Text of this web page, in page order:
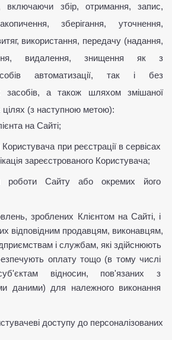
включаючи збір, отримання, запис,
зберігання, уточнення,
використання, передачу (надання,
видалення, знищення як з
автоматизації, так і без
засобів, а також шляхом змішаної
(з наступною метою):
на Сайті;
Користувача при реєстрації в сервісах
зареєстрованого Користувача;
роботи Сайту або окремих його
зроблених Клієнтом на Сайті, і
відповідним продавцям, виконавцям,
і службам, які здійснюють
оплату тощо (в тому числі
відносин, пов'язаних з
даними) для належного виконання
доступу до персоналізованих